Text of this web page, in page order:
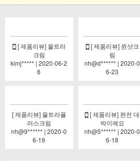
[ 제품리뷰] 울트라
크림
kimj***** | 2020-06-2
6
[ 제품리뷰] 윈샷크
림
nh@d****** | 2020-0
6-23
[ 제품리뷰] 울트라플
러스크림
nh@9****** | 2020-0
6-19
[ 제품리뷰] 완전 대
박이예요
nh@5****** | 2020-0
6-18